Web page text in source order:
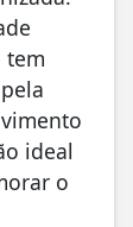
tem
ideal
o